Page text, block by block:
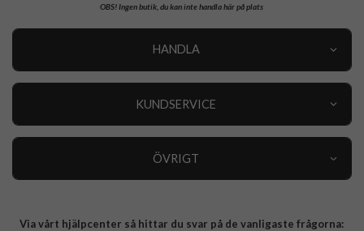
OBS!Ingen butik, du kan inte handla här på plats
HANDLA
KUNDSERVICE
ÖVRIGT
Integritetspolicy
Via vårt hjälpcenter så hittar du svar på de vanligaste frågorna: